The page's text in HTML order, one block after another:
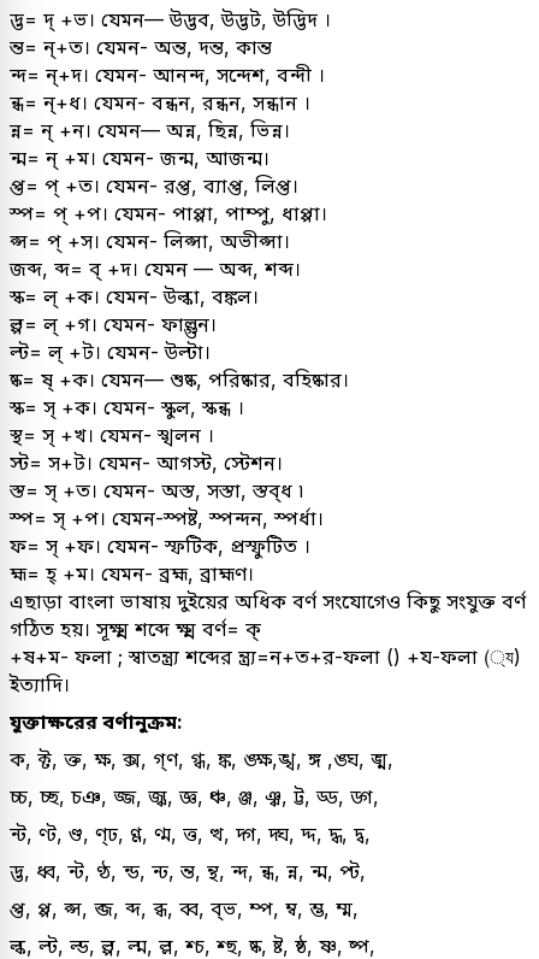
দ্ভ= দ্ +ভ। যেমন— উদ্ভব, উদ্ভট, উদ্ভিদ ।
ন্ত= ন্+ত। যেমন- অন্ত, দন্ত, কান্ত
ন্দ= ন্+দ। যেমন- আনন্দ, সন্দেশ, বন্দী ।
ন্ধ= ন্+ধ। যেমন- বন্ধন, রন্ধন, সন্ধান ।
ন্ন= ন্ +ন। যেমন— অন্ন, ছিন্ন, ভিন্ন।
ন্ম= ন্ +ম। যেমন- জন্ম, আজন্ম।
প্ত= প্ +ত। যেমন- রপ্ত, ব্যাপ্ত, লিপ্ত।
স্প= প্ +প। যেমন- পাপ্পা, পাম্পু, ধাপ্পা।
প্স= প্ +স। যেমন- লিপ্সা, অভীপ্সা।
জব্দ, ব্দ= ব্ +দ। যেমন — অব্দ, শব্দ।
স্ক= ল্ +ক। যেমন- উল্কা, বঙ্কল।
ল্প= ল্ +গ। যেমন- ফাল্গুন।
ল্ট= ল্ +ট। যেমন- উল্টা।
ষ্ক= ষ্ +ক। যেমন— শুষ্ক, পরিষ্কার, বহিষ্কার।
স্ক= স্ +ক। যেমন- স্কুল, স্কন্ধ ।
স্থ= স্ +খ। যেমন- স্খলন ।
স্ট= স+ট। যেমন- আগস্ট, স্টেশন।
স্ত= স্ +ত। যেমন- অস্ত, সস্তা, স্তব্ধ ৷
স্প= স্ +প। যেমন-স্পষ্ট, স্পন্দন, স্পর্ধা।
ফ= স্ +ফ। যেমন- স্ফটিক, প্রস্ফুটিত ।
হ্ম= হ্ +ম। যেমন- ব্ৰহ্ম, ব্রাহ্মণ।
এছাড়া বাংলা ভাষায় দুইয়ের অধিক বর্ণ সংযোগেও কিছু সংযুক্ত বর্ণ
গঠিত হয়। সূক্ষ্ম শব্দে ক্ষ্ম বর্ণ= ক্
+ষ+ম- ফলা ; স্বাতন্ত্র্য শব্দের ন্ত্র্য=ন+ত+র-ফলা () +য-ফলা (্য)
ইত্যাদি।
যুক্তাক্ষরের বর্ণানুক্রম:
ক, ক্ট, ক্ত, ক্ষ, ক্স, গ্‌ণ, গ্ধ, ঙ্ক, ঙ্ক্ষ,ঙ্খ, ঙ্গ ,ঙ্ঘ, ঙ্ম,
চ্চ, চ্ছ, চঞ, জ্জ, জ্ঝ, জ্ঞ, ঞ্চ, ঞ্জ, ঞ্ঝ, ট্ট, ড্ড, ড্গ,
ন্ট, ণ্ট, ণ্ড, ণ্‌ঢ, ণ্ণ, ণ্ম, ত্ত, ত্থ, দ্গ, দ্ঘ, দ্দ, দ্ধ, দ্ব,
দ্ভ, ধ্ব, ন্ট, ণ্ঠ, ন্ড, ন্ঢ, ন্ত, ন্থ, ন্দ, ন্ধ, ন্ন, ন্ম, প্ট,
প্ত, প্প, প্স, ব্জ, ব্দ, ব্ধ, ব্ব, ব্‌ভ, ম্প, ম্ব, ম্ভ, ম্ম,
ল্ক, ল্ট, ল্ড, ল্প, ল্ম, ল্ল, শ্চ, শ্ছ, ষ্ক, ষ্ট, ষ্ঠ, ষ্ণ, ষ্প,